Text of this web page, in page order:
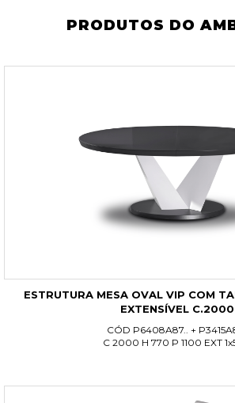
PRODUTOS DO
ESTRUTURA MESA OVAL VIP COM
EXTENSÍVEL C.2000
CÓD P6408A87.. +
C 2000 H 770 P 1100 EXT